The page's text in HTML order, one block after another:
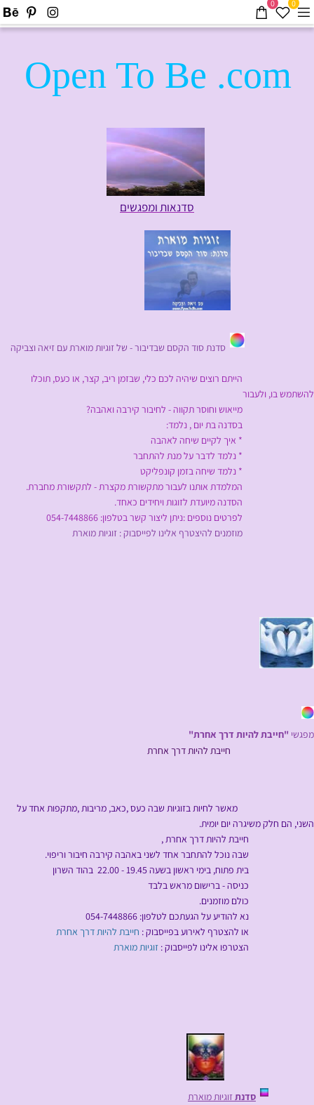
0
0
Open To Be .com
סדנאות ומפגשים
סדנת סוד הקסם שבדיבור - שלזוגיות מוארתעם זיאה וצביקה
הייתם רוצים שיהיה לכם כלי, שבזמן ריב, קצר, או כעס, תוכלו
להשתמש בו, ולעבור
מייאוש וחוסר תקווה - לחיבור קירבה ואהבה?
בסדנה בת יום , נלמד:
* איך לקיים שיחה לאהבה
* נלמד לדבר על מנת להתחבר
* נלמד שיחה בזמן קונפליקט
המלמדת אותנו לעבור מתקשורת מקצרת - לתקשורת מחברת.
הסדנה מיועדת לזוגות ויחידים כאחד.
לפרטים נוספים :ניתן ליצור קשר בטלפון: 054-7448866
מוזמנים להיצטרף אלינו לפייסבוק : זוגיות מוארת
מפגשי "חייבת להיות דרך אחרת"
חייבת להיות דרך אחרת
מאשר לחיות בזוגיות שבה כעס ,כאב, מריבות ,מתקפות אחד על
השני, הם חלק משיגרה יום יומית.
חייבת להיות דרך אחרת ,
שבה נוכל להתחבר אחד לשני באהבה קירבה חיבור וריפוי.
בית פתוח, בימי ראשון בשעה 19.45 - 22.00 בהוד השרון
כניסה - ברישום מראש בלבד
כולם מוזמנים.
נא להודיע על הגעתכם לטלפון: 054-7448866
או להצטרף לאירוע בפייסבוק : חייבת להיות דרך אחרת
הצטרפו אלינו לפייסבוק : זוגיות מוארת
סדנתזוגיות מוארת